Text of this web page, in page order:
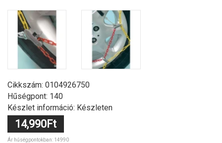
Cikkszám: 0104926750
Hűségpont: 140
Készlet információ: Készleten
14,990Ft
Ár hűségpontokban: 14990